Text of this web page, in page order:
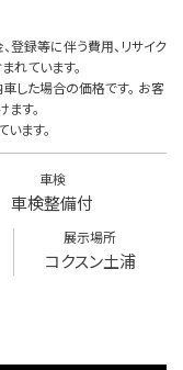
登録等に伴う費用、リサイク
れています。
した場合の価格です。 お客
す。
ます。
車検
車検整備付
展示場所
コクスン土浦